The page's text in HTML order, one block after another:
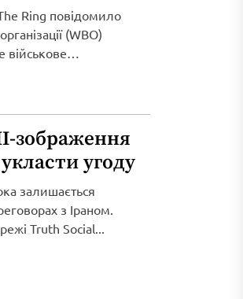
Ring повідомило
(WBO)
військове
зображення
угоду
залишається
з Іраном.
Truth Social...